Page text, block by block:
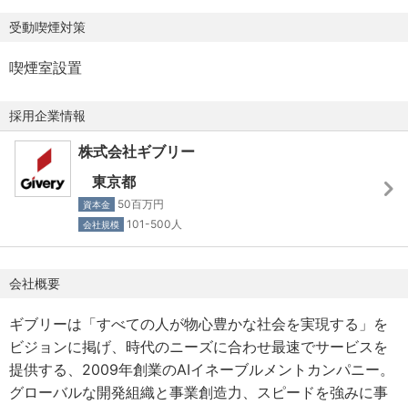
数の自社製品を持ちます。
・ AI・自然言語処理に強いグループ会社「Resola」の参画
流のテクノロジー人材が数多く集まっています。
・ 従業員全体の50%は技術者であり、すべての製品を内製
開発しています。
・ 18カ国以上の多国籍なメンバーからなるグローバルな開
発組織を作っています。
・ 社員には技術に貪欲な人が多く、様々な勉強会を企画、
◎関東ITソフトウェア健保
■選考フロー
フィスでの代表との最終面接→内定→オファー
◎WEBテスト：能力・適性検査、自社ツールTrackによるIT
リテラシーテスト
◎面接官：人事or現場、役員、社長
◎選考期間：1ヶ月程度
■組織データ
◎新卒４割、中途６割
◎外国籍25%、出身国20カ国以上
◎開発職約50%
◎管理職女性比率50%以上
受動喫煙対策
喫煙室設置
採用企業情報
株式会社ギブリー
東京都
資本金 50百万円
会社規模 101-500人
会社概要
ギブリーは「すべての人が物心豊かな社会を実現する」を
ビジョンに掲げ、時代のニーズに合わせ最速でサービスを
提供する、2009年創業のAIイネーブルメントカンパニー。
グローバルな開発組織と事業創造力、スピードを強みに事